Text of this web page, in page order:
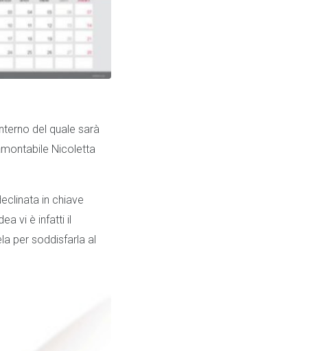
del quale sarà
Nicoletta
in chiave
vi è infatti il
per soddisfarla al